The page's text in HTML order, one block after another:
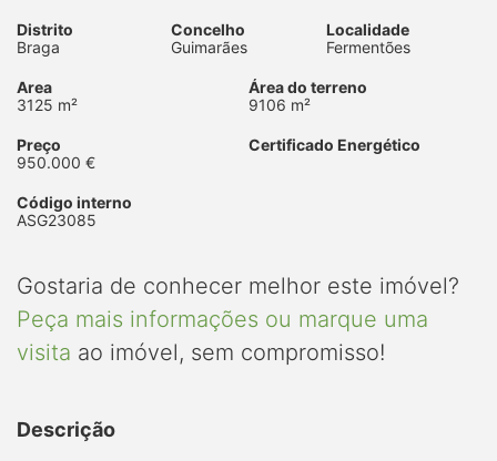
Distrito
Braga
Concelho
Guimarães
Localidade
Fermentões
Area
3125 m²
Área do terreno
9106 m²
Preço
950.000 €
Certificado Energético
Código interno
ASG23085
Gostaria de conhecer melhor este imóvel?
Peça mais informações ou marque uma
visita ao imóvel, sem compromisso!
Descrição